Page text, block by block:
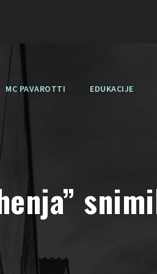
MC PAVAROTTI EDUKACIJE